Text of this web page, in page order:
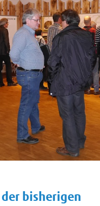
bisherigen